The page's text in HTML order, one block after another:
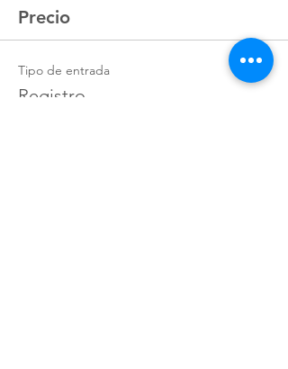
Precio
Tipo de entrada
Registro